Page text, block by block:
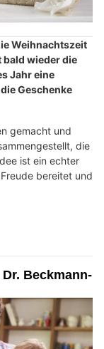
Weihnachtszeit
bald wieder die
Jahr eine
Geschenke
gemacht und
die
ist ein echter
bereitet und
Beckmann-